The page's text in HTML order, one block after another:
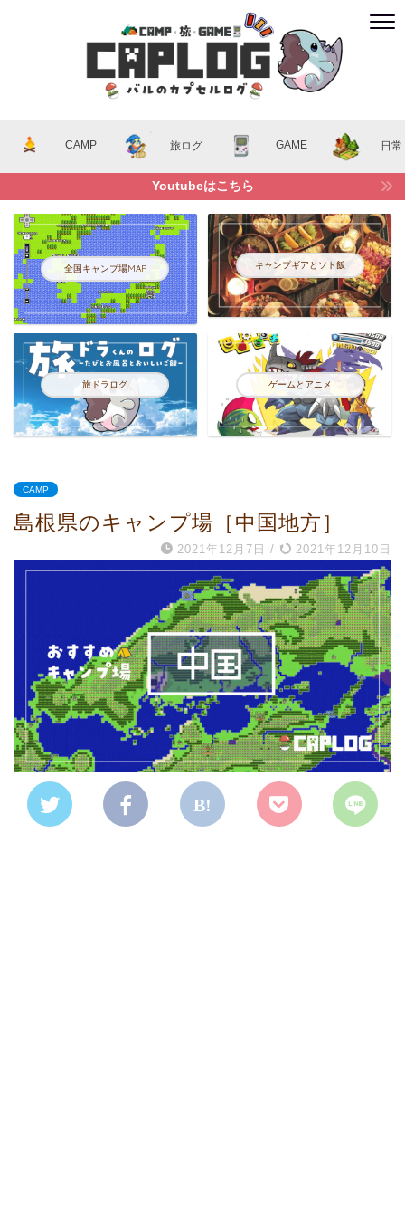
CAMP 旅ログ GAME 日常
Youtubeはこちら
全国キャンプ場MAP キャンプギアとソト飯
旅ドラログ ゲームとアニメ
CAMP
島根県のキャンプ場［中国地方］
2021年12月7日 / 2021年12月10日